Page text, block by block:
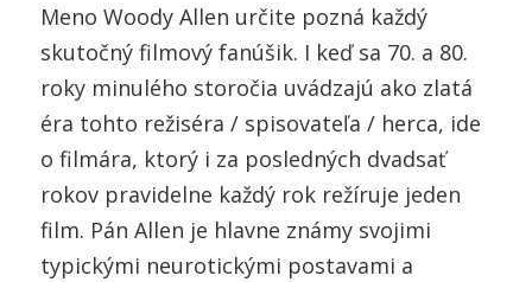
Meno Woody Allen určite pozná každý
skutočný filmový fanúšik. I keď sa 70. a 80.
roky minulého storočia uvádzajú ako zlatá
éra tohto režiséra / spisovateľa / herca, ide
o filmára, ktorý i za posledných dvadsať
rokov pravidelne každý rok režíruje jeden
film. Pán Allen je hlavne známy svojimi
typickými neurotickými postavami a